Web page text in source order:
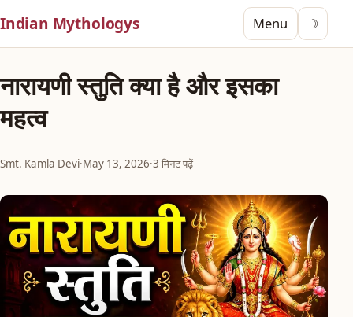
Indian Mythologys Menu ☽
नारायणी स्तुति क्या है और इसका
महत्व
Smt. Kamla Devi·May 13, 2026·3 मिनट पढ़ें